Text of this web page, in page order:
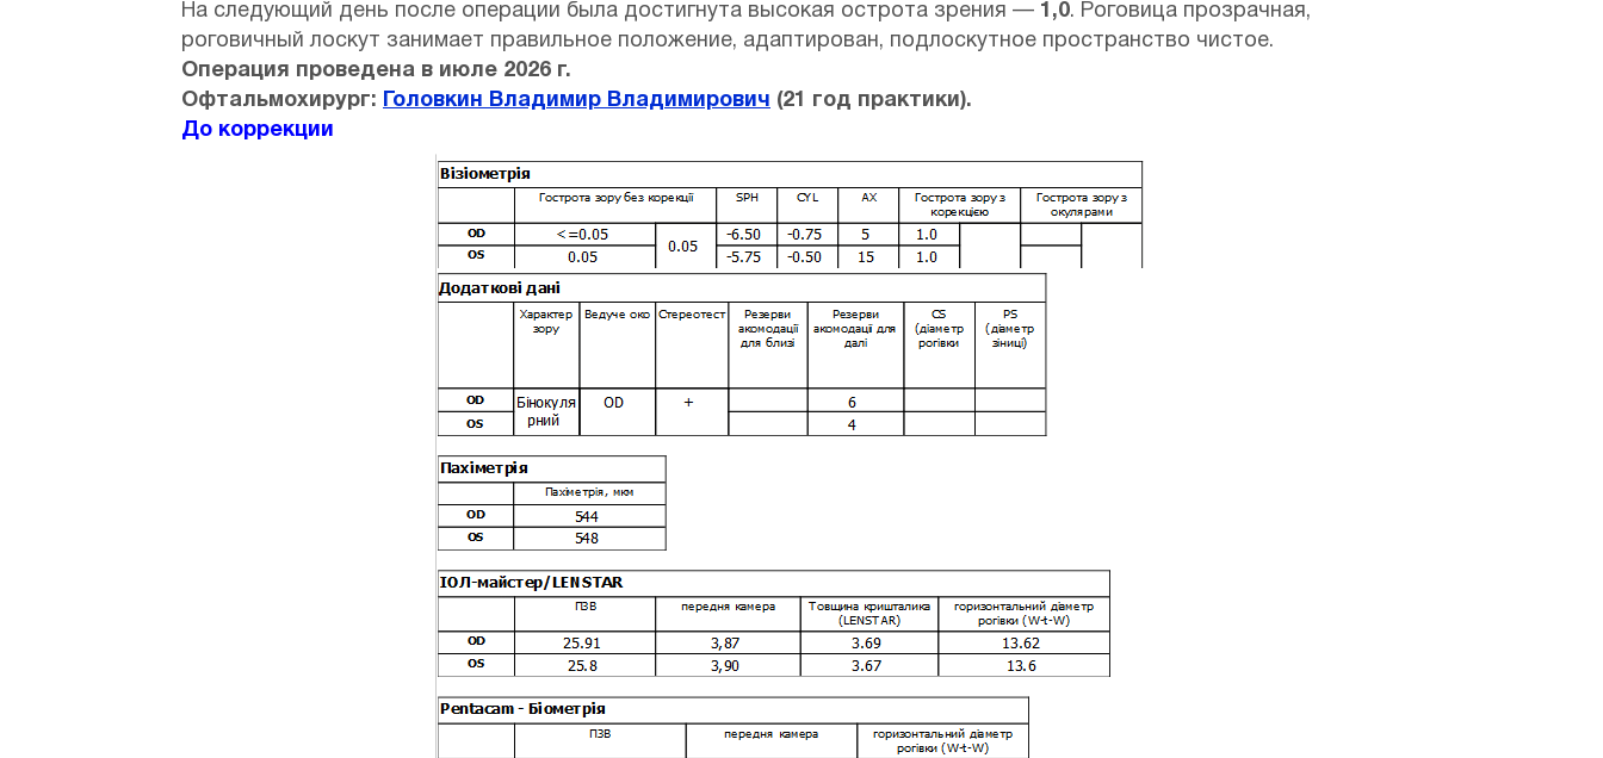
На следующий день после операции была достигнута высокая острота зрения — 1,0. Роговица прозрачная,
роговичный лоскут занимает правильное положение, адаптирован, подлоскутное пространство чистое.
Операция проведена в июле 2026 г.
Офтальмохирург:
Головкин Владимир Владимирович (21 год практики).
До коррекции